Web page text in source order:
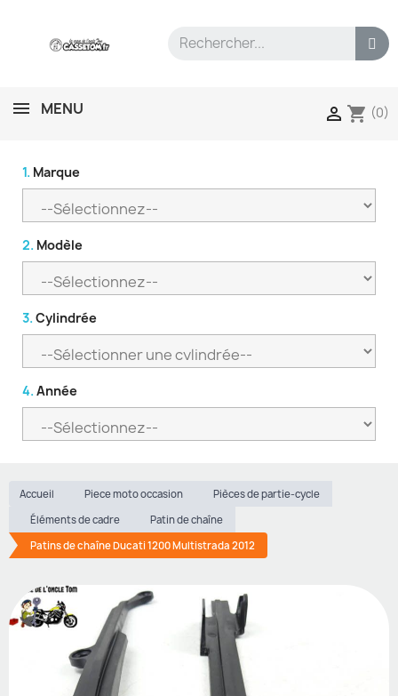
MENU  shopping_cart (0)
1. Marque
2. Modèle
3. Cylindrée
4. Année
Accueil Piece moto occasion
Pièces de partie-cycle
Éléments de cadre
Patin de chaîne
Patins de chaîne Ducati 1200 Multistrada 2012